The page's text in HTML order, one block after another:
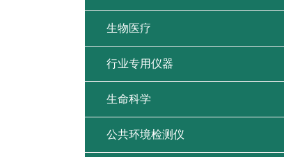
生物医疗
行业专用仪器
生命科学
公共环境检测仪